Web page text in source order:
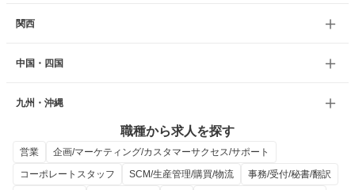
関西
中国・四国
九州・沖縄
職種から求人を探す
営業
企画/マーケティング/カスタマーサクセス/サポート
コーポレートスタッフ
SCM/生産管理/購買/物流
事務/受付/秘書/翻訳